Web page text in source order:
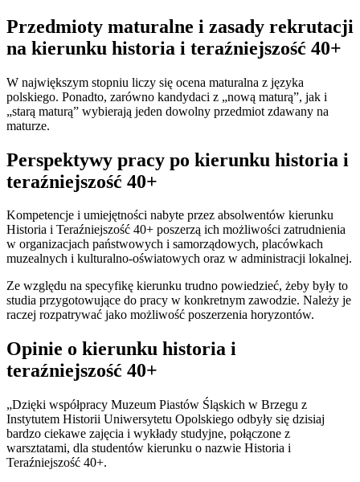
Przedmioty maturalne i zasady rekrutacji
na kierunku historia i teraźniejszość 40+
W największym stopniu liczy się ocena maturalna z języka
polskiego. Ponadto, zarówno kandydaci z „nową maturą”, jak i
„starą maturą” wybierają jeden dowolny przedmiot zdawany na
maturze.
Perspektywy pracy po kierunku historia i
teraźniejszość 40+
Kompetencje i umiejętności nabyte przez absolwentów kierunku
Historia i Teraźniejszość 40+ poszerzą ich możliwości zatrudnienia
w organizacjach państwowych i samorządowych, placówkach
muzealnych i kulturalno-oświatowych oraz w administracji lokalnej.
Ze względu na specyfikę kierunku trudno powiedzieć, żeby były to
studia przygotowujące do pracy w konkretnym zawodzie. Należy je
raczej rozpatrywać jako możliwość poszerzenia horyzontów.
Opinie o kierunku historia i
teraźniejszość 40+
„Dzięki współpracy Muzeum Piastów Śląskich w Brzegu z
Instytutem Historii Uniwersytetu Opolskiego odbyły się dzisiaj
bardzo ciekawe zajęcia i wykłady studyjne, połączone z
warsztatami, dla studentów kierunku o nazwie Historia i
Teraźniejszość 40+.